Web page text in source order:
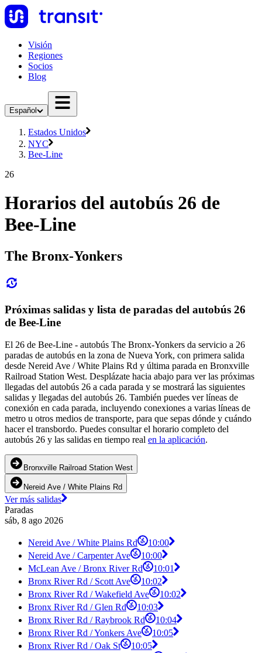
Visión
Regiones
Socios
Blog
Español
Estados Unidos
NYC
Bee-Line
26
Horarios del autobús 26 de
Bee-Line
The Bronx-Yonkers
Próximas salidas y lista de paradas del autobús 26
de Bee-Line
El 26 de Bee-Line - autobús The Bronx-Yonkers da servicio a 26
paradas de autobús en la zona de Nueva York, con primera salida
desde Nereid Ave / White Plains Rd y última parada en Bronxville
Railroad Station West. Desplázate hacia abajo para ver las próximas
llegadas del autobús 26 a cada parada y se mostrará las siguientes
salidas y llegadas del autobús 26. También puedes ver líneas de
conexión en cada parada, incluyendo conexiones a varias líneas de
metro u otros medios de transporte, para que sepas dónde y cuándo
hacer el transbordo. Puedes consultar el horario completo del
autobús 26 y las salidas en tiempo real en la aplicación.
Bronxville Railroad Station West
Nereid Ave / White Plains Rd
Ver más salidas
Paradas
sáb, 8 ago 2026
Nereid Ave / White Plains Rd
10:00
Nereid Ave / Carpenter Ave
10:00
McLean Ave / Bronx River Rd
10:01
Bronx River Rd / Scott Ave
10:02
Bronx River Rd / Wakefield Ave
10:02
Bronx River Rd / Glen Rd
10:03
Bronx River Rd / Raybrook Rd
10:04
Bronx River Rd / Yonkers Ave
10:05
Bronx River Rd / Oak St
10:05